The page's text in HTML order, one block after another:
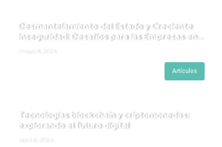
Desmantelamiento del Estado y Creciente
Inseguridad: Desafíos para las Empresas en
Artículos
Tecnologías blockchain y criptomonedas:
explorando el futuro digital